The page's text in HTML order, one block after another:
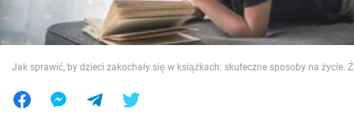
Świat
Jedzenie
Jak sprawić, by dzieci zakochały się w książkach: skuteczne sposoby na życie.